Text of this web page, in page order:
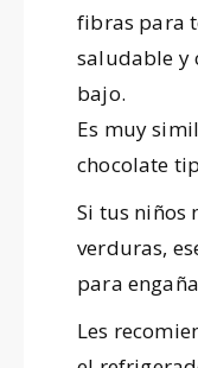
fibras para
saludable y
bajo.
Es muy
chocolate
Si tus niños
verduras,
para
Les